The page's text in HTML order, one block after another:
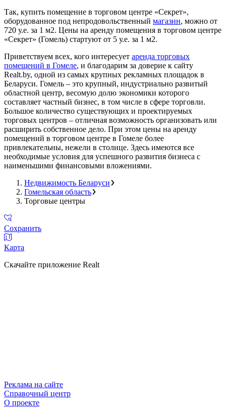
Так, купить помещение в торговом центре «Секрет»,
оборудованное под непродовольственный магазин, можно от
720 у.е. за 1 м2. Цены на аренду помещения в торговом центре
«Секрет» (Гомель) стартуют от 5 у.е. за 1 м2.
Приветствуем всех, кого интересует аренда торговых
помещений в Гомеле, и благодарим за доверие к сайту
Realt.by, одной из самых крупных рекламных площадок в
Беларуси. Гомель – это крупный, индустриально развитый
областной центр, весомую долю экономики которого
составляет частный бизнес, в том числе в сфере торговли.
Большое количество существующих и проектируемых
торговых центров – отличная возможность организовать или
расширить собственное дело. При этом цены на аренду
помещений в торговом центре в Гомеле более
привлекательны, нежели в столице. Здесь имеются все
необходимые условия для успешного развития бизнеса с
наименьшими финансовыми вложениями.
Недвижимость Беларуси
Гомельская область
Торговые центры
Сохранить
Карта
Скачайте приложение Realt
Реклама на сайте
Справочный центр
О проекте